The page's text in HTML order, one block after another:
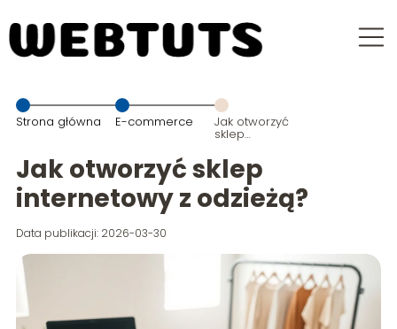
Strona główna E-commerce Jak otworzyć
sklep
odzieżą?
Jak otworzyć sklep
internetowy z odzieżą?
Data publikacji: 2026-03-30